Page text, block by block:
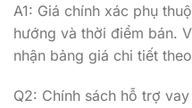
A1: Giá chính xác phụ
hướng và thời điểm bán.
nhận bảng giá chi tiết
Q2: Chính sách hỗ trợ